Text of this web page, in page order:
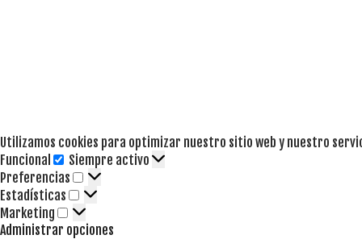
Utilizamos cookies para optimizar nuestro sitio web y nuestro
Funcional
Funcional
Siempre activo
Preferencias
Preferencias
Estadísticas Estadísticas
Marketing Marketing
Administrar opciones